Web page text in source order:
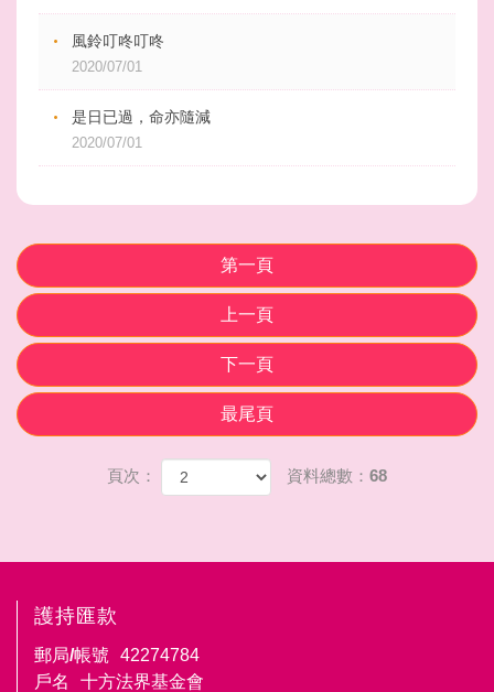
風鈴叮咚叮咚
2020/07/01
是日已過，命亦隨減
2020/07/01
第一頁
上一頁
下一頁
最尾頁
頁次： 資料總數：68
護持匯款
郵局/帳號
42274784
戶名
十方法界基金會